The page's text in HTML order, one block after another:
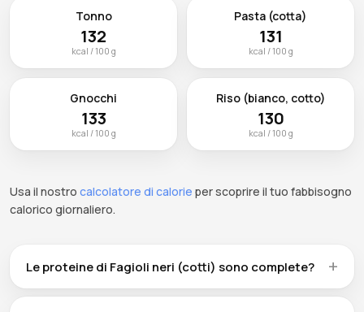
Tonno
132
kcal / 100 g
Pasta (cotta)
131
kcal / 100 g
Gnocchi
133
kcal / 100 g
Riso (bianco, cotto)
130
kcal / 100 g
Usa il nostro calcolatore di calorie per scoprire il tuo fabbisogno
calorico giornaliero.
Le proteine di Fagioli neri (cotti) sono complete?
Fagioli neri (cotti) fornisce 8.9g di proteine vegetali per